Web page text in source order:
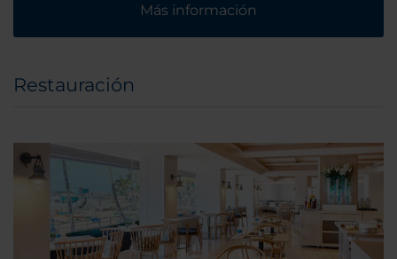
Más información
Restauración